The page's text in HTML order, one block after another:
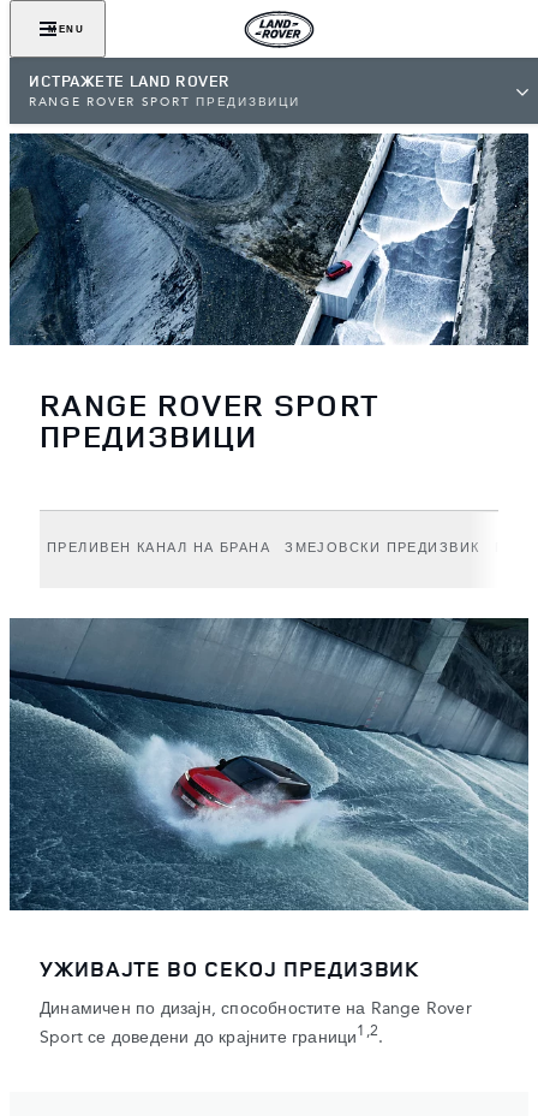
MENU
ИСТРАЖЕТЕ LAND ROVER
RANGE ROVER SPORT ПРЕДИЗВИЦИ
RANGE ROVER SPORT
ПРЕДИЗВИЦИ
ПРЕЛИВЕН КАНАЛ НА БРАНА ЗМЕЈОВСКИ ПРЕДИЗВИК
УЖИВАЈТЕ ВО СЕКОЈ ПРЕДИЗВИК
Динамичен по дизајн, способностите на Range Rover
Sport се доведени до крајните граници1,2.